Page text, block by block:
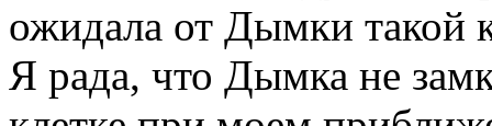
ожидала от Дымки такой
Я рада, что Дымка не